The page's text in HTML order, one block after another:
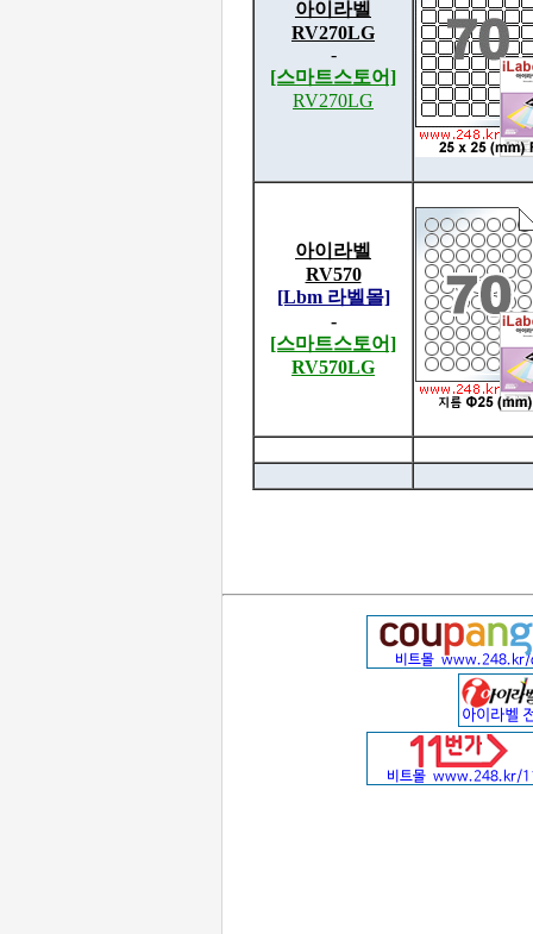
아이라벨
RV270LG
-
[스마트스토어]
RV270LG
아이라벨
RV570
[Lbm 라벨몰]
-
[스마트스토어]
RV570LG